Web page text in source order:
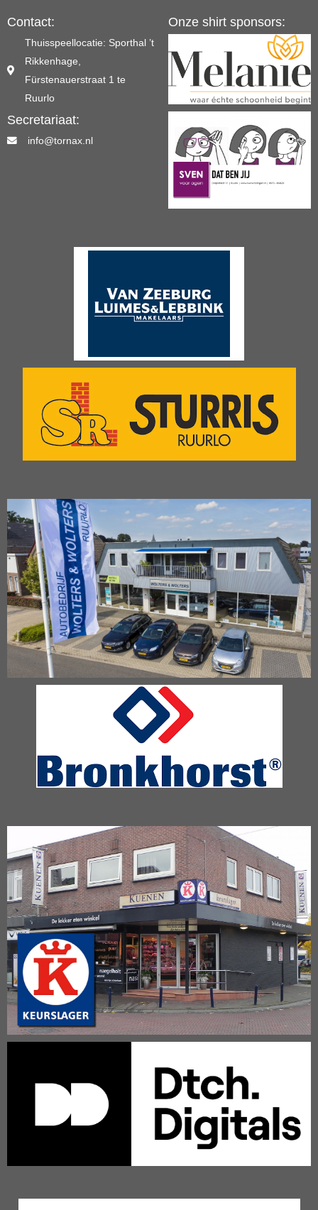
Contact:
Thuisspeellocatie: Sporthal ’t
Rikkenhage,
Fürstenauerstraat 1 te
Ruurlo
Secretariaat:
info@tornax.nl
Onze shirt sponsors: